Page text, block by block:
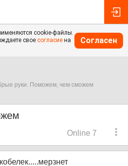
cookie-файлы.
свое согласие на
Согласен
руки. Поможем, чем сможем
Online 7